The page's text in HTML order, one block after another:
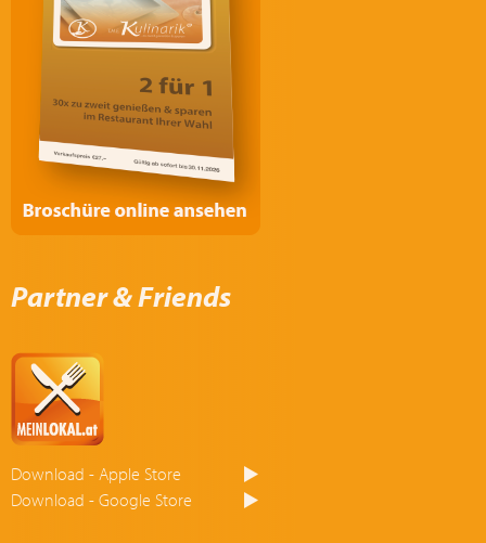
Partner & Friends
Download - Apple Store
Download - Google Store